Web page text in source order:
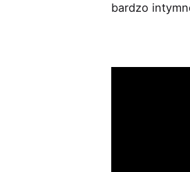
bardzo